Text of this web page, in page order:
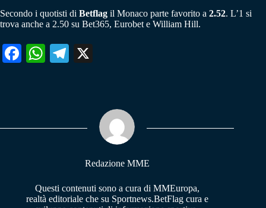
Secondo i quotisti di Betflag il Monaco parte favorito a 2.52. L’1 si
trova anche a 2.50 su Bet365, Eurobet e William Hill.
Fa W
pp
Te
m
Redazione MME
Questi contenuti sono a cura di MMEuropa,
realtà editoriale che su Sportnews.BetFlag cura e